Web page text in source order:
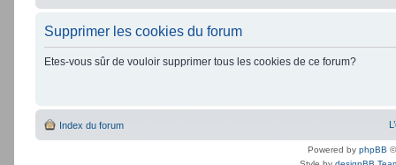
Supprimer les cookies du forum
Etes-vous sûr de vouloir supprimer tous les cookies de ce forum?
Index du forum
Powered by phpBB